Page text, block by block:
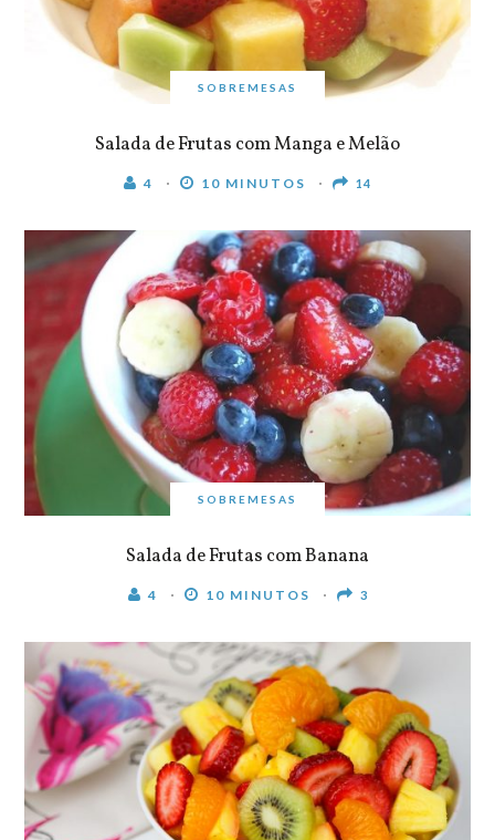
SOBREMESAS
Salada de Frutas com Manga e Melão
4 10 MINUTOS 14
SOBREMESAS
Salada de Frutas com Banana
4 10 MINUTOS 3